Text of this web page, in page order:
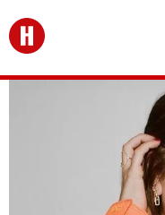
Перейти на главную